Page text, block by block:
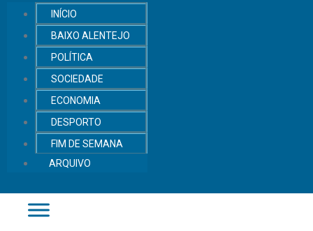
INÍCIO
BAIXO ALENTEJO
POLÍTICA
SOCIEDADE
ECONOMIA
DESPORTO
FIM DE SEMANA
ARQUIVO